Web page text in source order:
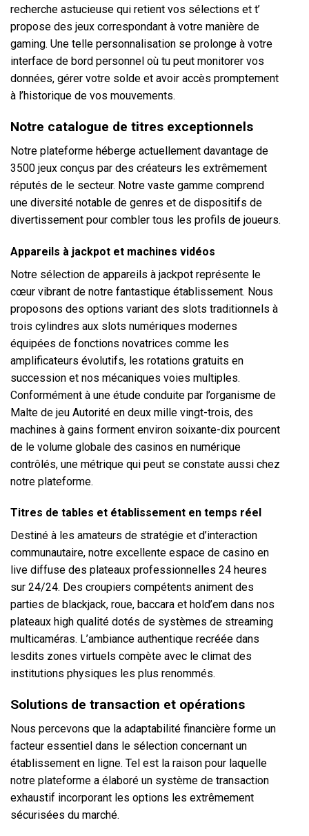
recherche astucieuse qui retient vos sélections et t’
propose des jeux correspondant à votre manière de
gaming. Une telle personnalisation se prolonge à votre
interface de bord personnel où tu peut monitorer vos
données, gérer votre solde et avoir accès promptement
à l’historique de vos mouvements.
Notre catalogue de titres exceptionnels
Notre plateforme héberge actuellement davantage de
3500 jeux conçus par des créateurs les extrêmement
réputés de le secteur. Notre vaste gamme comprend
une diversité notable de genres et de dispositifs de
divertissement pour combler tous les profils de joueurs.
Appareils à jackpot et machines vidéos
Notre sélection de appareils à jackpot représente le
cœur vibrant de notre fantastique établissement. Nous
proposons des options variant des slots traditionnels à
trois cylindres aux slots numériques modernes
équipées de fonctions novatrices comme les
amplificateurs évolutifs, les rotations gratuits en
succession et nos mécaniques voies multiples.
Conformément à une étude conduite par l’organisme de
Malte de jeu Autorité en deux mille vingt-trois, des
machines à gains forment environ soixante-dix pourcent
de le volume globale des casinos en numérique
contrôlés, une métrique qui peut se constate aussi chez
notre plateforme.
Titres de tables et établissement en temps réel
Destiné à les amateurs de stratégie et d’interaction
communautaire, notre excellente espace de casino en
live diffuse des plateaux professionnelles 24 heures
sur 24/24. Des croupiers compétents animent des
parties de blackjack, roue, baccara et hold’em dans nos
plateaux high qualité dotés de systèmes de streaming
multicaméras. L’ambiance authentique recréée dans
lesdits zones virtuels compète avec le climat des
institutions physiques les plus renommés.
Solutions de transaction et opérations
Nous percevons que la adaptabilité financière forme un
facteur essentiel dans le sélection concernant un
établissement en ligne. Tel est la raison pour laquelle
notre plateforme a élaboré un système de transaction
exhaustif incorporant les options les extrêmement
sécurisées du marché.